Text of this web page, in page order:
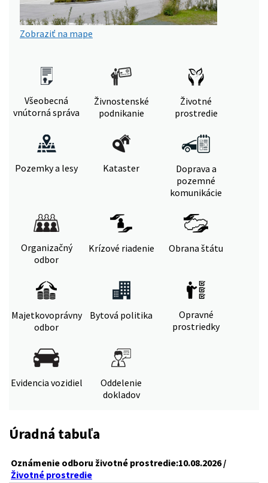
Zobraziť na mape
Všeobecná
vnútorná správa
Živnostenské
podnikanie
Životné
prostredie
Pozemky a lesy Kataster
Doprava a
pozemné
komunikácie
Organizačný
odbor
Krízové riadenie Obrana štátu
Majetkovoprávny
odbor
Bytová politika
Opravné
prostriedky
Evidencia vozidiel
Oddelenie
dokladov
Úradná tabuľa
Oznámenie odboru životné prostredie:10.08.2026 /
Životné prostredie